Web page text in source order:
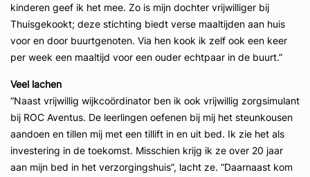
kinderen geef ik het mee. Zo is mijn dochter vrijwilliger bij
Thuisgekookt; deze stichting biedt verse maaltijden aan huis
voor en door buurtgenoten. Via hen kook ik zelf ook een keer
per week een maaltijd voor een ouder echtpaar in de buurt.”
Veel lachen
“Naast vrijwillig wijkcoördinator ben ik ook vrijwillig zorgsimulant
bij ROC Aventus. De leerlingen oefenen bij mij het steunkousen
aandoen en tillen mij met een tillift in en uit bed. Ik zie het als
investering in de toekomst. Misschien krijg ik ze over 20 jaar
aan mijn bed in het verzorgingshuis”, lacht ze. “Daarnaast kom